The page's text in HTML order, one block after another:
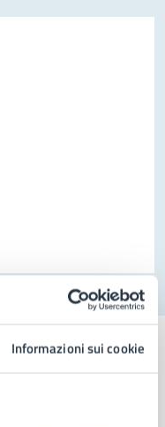
Informazioni sui cookie